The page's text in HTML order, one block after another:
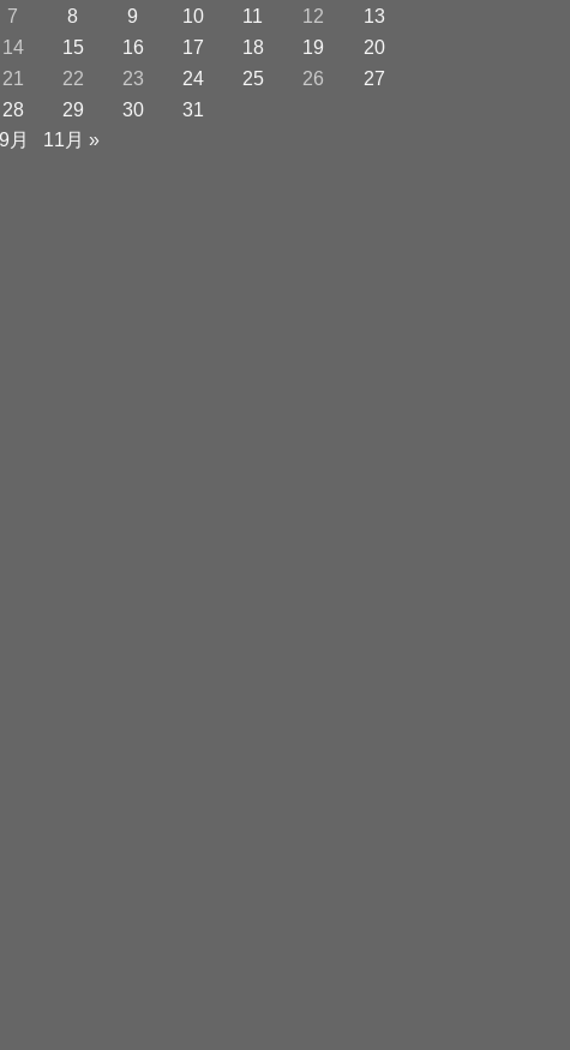
7
8 9 10 11 12
13
14
15 16 17 18 19
20
21
22 23 24 25 26
27
28
29 30
31
月
11月 »